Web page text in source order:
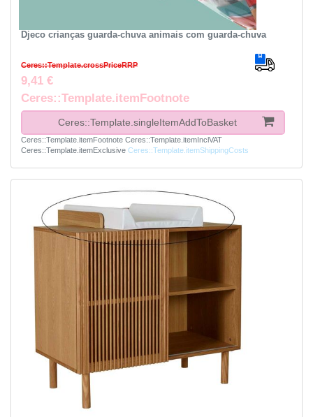
Djeco crianças guarda-chuva animais com guarda-chuva
Ceres::Template.crossPriceRRP
9,41 €
Ceres::Template.itemFootnote
Ceres::Template.singleItemAddToBasket
Ceres::Template.itemFootnote Ceres::Template.itemInclVAT
Ceres::Template.itemExclusive Ceres::Template.itemShippingCosts